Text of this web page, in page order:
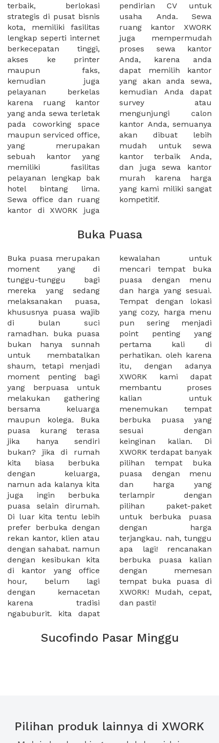
terbaik, berlokasi
strategis di pusat bisnis
kota, memiliki fasilitas
lengkap seperti internet
berkecepatan tinggi,
akses ke printer
maupun faks,
kemudian juga
pelayanan berkelas
karena ruang kantor
yang anda sewa terletak
pada coworking space
maupun serviced office,
yang merupakan
sebuah kantor yang
memiliki fasilitas
pelayanan lengkap bak
hotel bintang lima.
Sewa office dan ruang
kantor di XWORK juga
pendirian CV untuk
usaha Anda. Sewa
ruang kantor XWORK
juga mempermudah
proses sewa kantor
Anda, karena anda
dapat memilih kantor
yang akan anda sewa,
kemudian Anda dapat
survey atau
mengunjungi calon
kantor Anda, semuanya
akan dibuat lebih
mudah untuk sewa
kantor terbaik Anda,
dan juga sewa kantor
murah karena harga
yang kami miliki sangat
kompetitif.
Buka Puasa
Buka puasa merupakan
moment yang di
tunggu-tunggu bagi
mereka yang sedang
melaksanakan puasa,
khususnya puasa wajib
di bulan suci
ramadhan. buka puasa
bukan hanya sunnah
untuk membatalkan
shaum, tetapi menjadi
moment penting bagi
yang berpuasa untuk
melakukan gathering
bersama keluarga
maupun kolega. Buka
puasa kurang terasa
jika hanya sendiri
bukan? jika di rumah
kita biasa berbuka
dengan keluarga,
namun ada kalanya kita
juga ingin berbuka
puasa selain dirumah.
Di luar kita tentu lebih
prefer berbuka dengan
rekan kantor, klien atau
dengan sahabat. namun
dengan kesibukan kita
di kantor yang office
hour, belum lagi
dengan kemacetan
karena tradisi
ngabuburit. kita dapat
kewalahan untuk
mencari tempat buka
puasa dengan menu
dan harga yang sesuai.
Tempat dengan lokasi
yang cozy, harga menu
pun sering menjadi
point penting yang
pertama kali di
perhatikan. oleh karena
itu, dengan adanya
XWORK kami dapat
membantu proses
kalian untuk
menemukan tempat
berbuka puasa yang
sesuai dengan
keinginan kalian. Di
XWORK terdapat banyak
pilihan tempat buka
puasa dengan menu
dan harga yang
terlampir dengan
pilihan paket-paket
untuk berbuka puasa
dengan harga
terjangkau. nah, tunggu
apa lagi! rencanakan
berbuka puasa kalian
dengan memesan
tempat buka puasa di
XWORK! Mudah, cepat,
dan pasti!
Sucofindo Pasar Minggu
Pilihan produk lainnya di XWORK